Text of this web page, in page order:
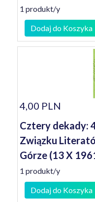
1 produkt/y
Dodaj do Koszyka
4,00 PLN
Cztery dekady:
Związku
Górze (13 X
1 produkt/y
Dodaj do Koszyka